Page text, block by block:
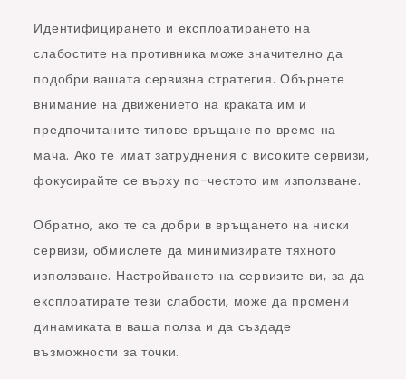
Идентифицирането и експлоатирането на
слабостите на противника може значително да
подобри вашата сервизна стратегия. Обърнете
внимание на движението на краката им и
предпочитаните типове връщане по време на
мача. Ако те имат затруднения с високите сервизи,
фокусирайте се върху по-честото им използване.
Обратно, ако те са добри в връщането на ниски
сервизи, обмислете да минимизирате тяхното
използване. Настройването на сервизите ви, за да
експлоатирате тези слабости, може да промени
динамиката в ваша полза и да създаде
възможности за точки.